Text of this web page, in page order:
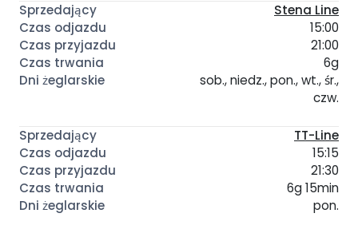
Stena Line
15:00
21:00
6g
sob., niedz., pon., wt., śr.,
czw.
TT-Line
15:15
21:30
6g 15min
pon.